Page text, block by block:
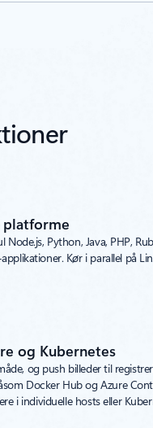
platforme
Node.js, Python, Java, PHP,
Kør i parallel på
og Kubernetes
og push billeder til
Docker Hub og Azure
i individuelle hosts eller